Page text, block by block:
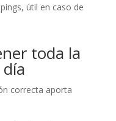
útil en caso de
toda la
correcta aporta